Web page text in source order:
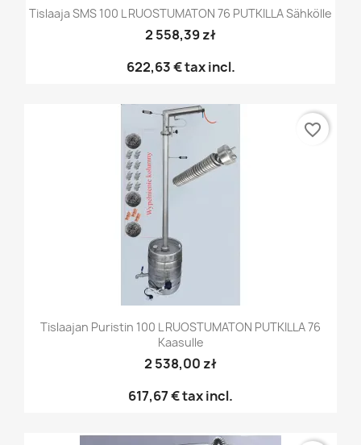
Tislaaja SMS 100 L RUOSTUMATON 76 PUTKILLA Sähkölle
2 558,39 zł
622,63 €tax incl.
Tislaajan Puristin 100 L RUOSTUMATON PUTKILLA 76
Kaasulle
2 538,00 zł
617,67 €tax incl.
favorite_border